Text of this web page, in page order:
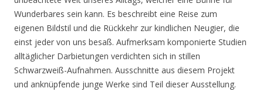
Wunderbares sein kann. Es beschreibt eine Reise zum
eigenen Bildstil und die Rückkehr zur kindlichen Neugier, die
einst jeder von uns besaß. Aufmerksam komponierte Studien
alltäglicher Darbietungen verdichten sich in stillen
Schwarzweiß-Aufnahmen. Ausschnitte aus diesem Projekt
und anknüpfende junge Werke sind Teil dieser Ausstellung.